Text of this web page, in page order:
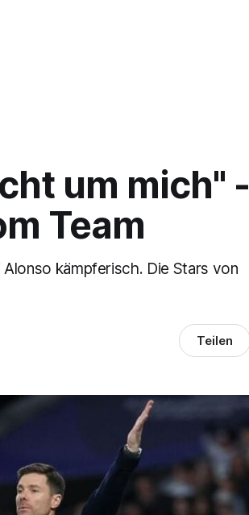
um mich" -
Team
kämpferisch. Die Stars von
Teilen